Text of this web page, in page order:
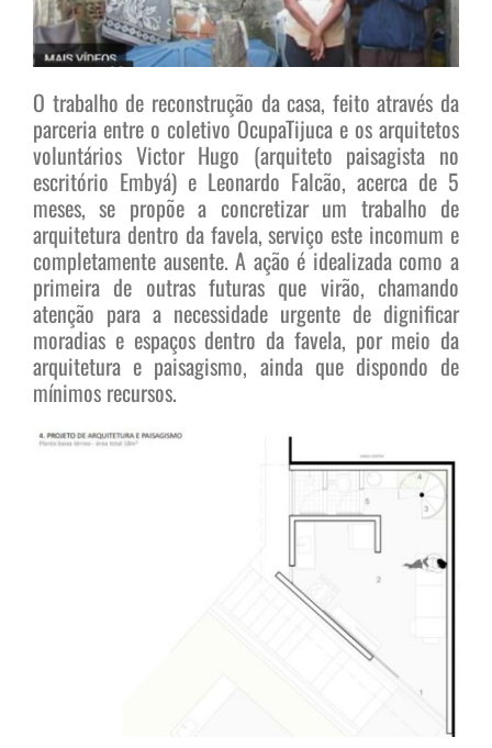
O trabalho de reconstrução da casa, feito através da
parceria entre o coletivo OcupaTijuca e os arquitetos
voluntários Victor Hugo (arquiteto paisagista no
escritório Embyá) e Leonardo Falcão, acerca de 5
meses, se propõe a concretizar um trabalho de
arquitetura dentro da favela, serviço este incomum e
completamente ausente. A ação é idealizada como a
primeira de outras futuras que virão, chamando
atenção para a necessidade urgente de dignificar
moradias e espaços dentro da favela, por meio da
arquitetura e paisagismo, ainda que dispondo de
mínimos recursos.